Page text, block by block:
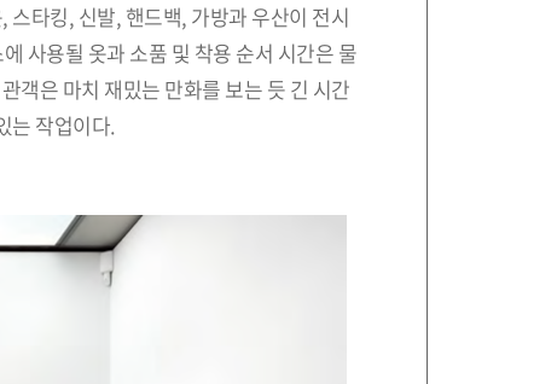
타킹, 신발, 핸드백, 가방과 우산이 전시
사용될 옷과 소품 및 착용 순서 시간은 물
객은 마치 재밌는 만화를 보는 듯 긴 시간
는 작업이다.